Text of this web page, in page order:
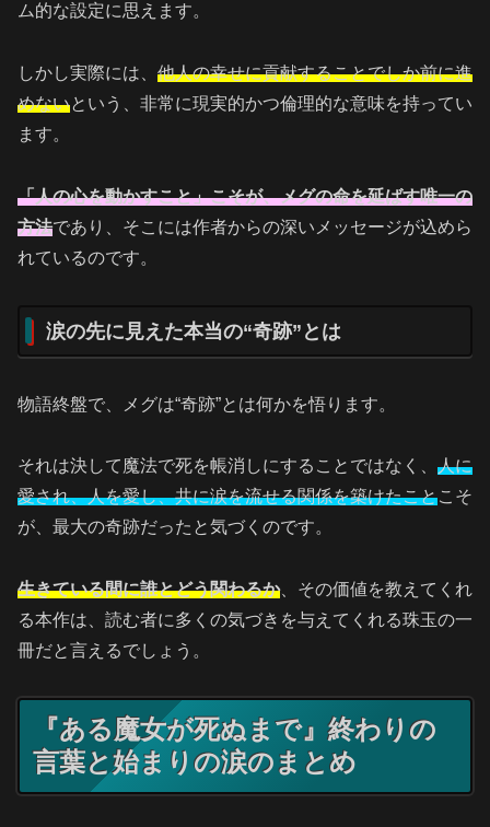
ム的な設定に思えます。
しかし実際には、 他人の幸せに貢献することでしか前に進
めないという、非常に現実的かつ倫理的な意味を持ってい
ます。
「人の心を動かすこと」こそが、メグの命を延ばす唯一の
方法であり、そこには作者からの深いメッセージが込めら
れているのです。
涙の先に見えた本当の“奇跡”とは
物語終盤で、メグは“奇跡”とは何かを悟ります。
それは決して魔法で死を帳消しにすることではなく、 人に
愛され、人を愛し、共に涙を流せる関係を築けたことこそ
が、最大の奇跡だったと気づくのです。
生きている間に誰とどう関わるか、その価値を教えてくれ
る本作は、読む者に多くの気づきを与えてくれる珠玉の一
冊だと言えるでしょう。
『ある魔女が死ぬまで』終わりの
言葉と始まりの涙のまとめ